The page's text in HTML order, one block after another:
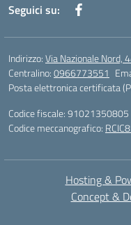
Seguici su:
Indirizzo:Via Nazionale Nord,
Centralino:0966773551
Posta elettronica certificata
Codice fiscale: 91021350805
Codice meccanografico:
Hosting &
Concept &